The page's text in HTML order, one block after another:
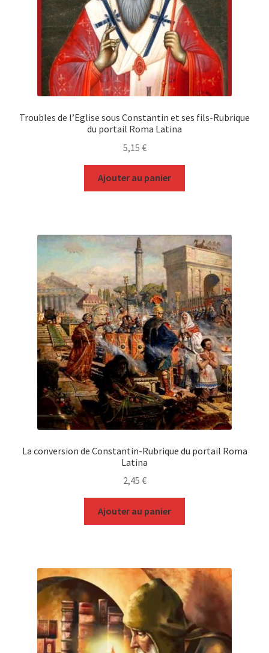
Troubles de l’Eglise sous Constantin et ses fils-Rubrique
du portail Roma Latina
5,15 €
Ajouter au panier
La conversion de Constantin-Rubrique du portail Roma
Latina
2,45 €
Ajouter au panier